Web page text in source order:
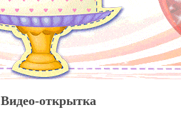
Видео-открытка